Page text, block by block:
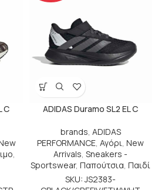
C
,
ADIDAS Duramo SL2 EL C
brands, ADIDAS
PERFORMANCE,Αγόρι,New
Arrivals,Sneakers -
Sportswear,Παπούτσια,Παιδί
SKU: JS2383-